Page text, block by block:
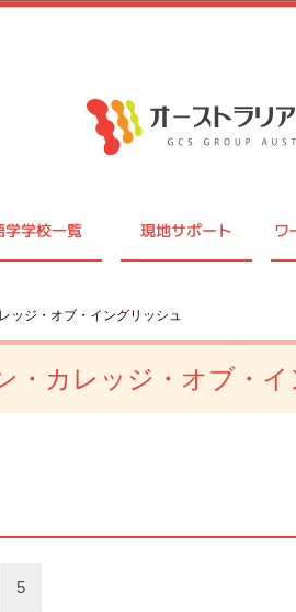
学学校一覧 現地サポート ワ
ッジ・オブ・イングリッシュ
・カレッジ・オブ・イ
5